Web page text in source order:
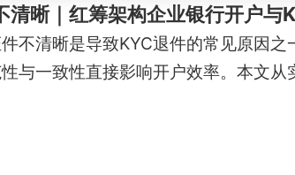
晰｜红筹架构企业银行开户与
不清晰是导致KYC退件的常见原因
与一致性直接影响开户效率。本文